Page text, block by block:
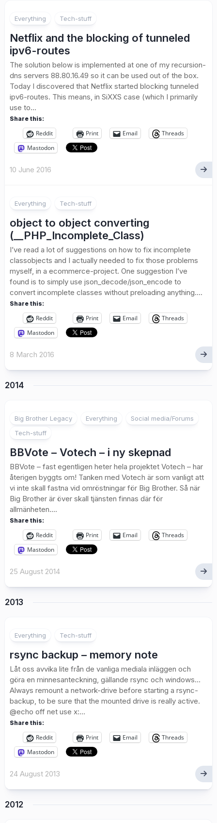
Everything Tech-stuff
Netflix and the blocking of tunneled
ipv6-routes
The solution below is implemented at one of my recursion-
dns servers 88.80.16.49 so it can be used out of the box.
Today I discovered that Netflix started blocking tunneled
ipv6-routes. This means, in SiXXS case (which I primarily
use to...
Share this:
Reddit Print Email
Threads
Mastodon
10 June 2016
Everything Tech-stuff
object to object converting
(__PHP_Incomplete_Class)
I’ve read a lot of suggestions on how to fix incomplete
classobjects and I actually needed to fix those problems
myself, in a ecommerce-project. One suggestion I’ve
found is to simply use json_decode/json_encode to
convert incomplete classes without preloading anything....
Share this:
Reddit Print Email
Threads
Mastodon
8 March 2016
2014
Big Brother Legacy Everything
Social media/Forums
Tech-stuff
BBVote – Votech – i ny skepnad
BBVote – fast egentligen heter hela projektet Votech – har
återigen byggts om! Tanken med Votech är som vanligt att
vi inte skall fastna vid omröstningar för Big Brother. Så när
Big Brother är över skall tjänsten finnas där för
allmänheten....
Share this:
Reddit Print Email
Threads
Mastodon
25 August 2014
2013
Everything Tech-stuff
rsync backup – memory note
Låt oss avvika lite från de vanliga mediala inläggen och
göra en minnesanteckning, gällande rsync och windows…
Always remount a network-drive before starting a rsync-
backup, to be sure that the mounted drive is really active.
@echo off net use x:...
Share this:
Reddit Print Email
Threads
Mastodon
24 August 2013
2012